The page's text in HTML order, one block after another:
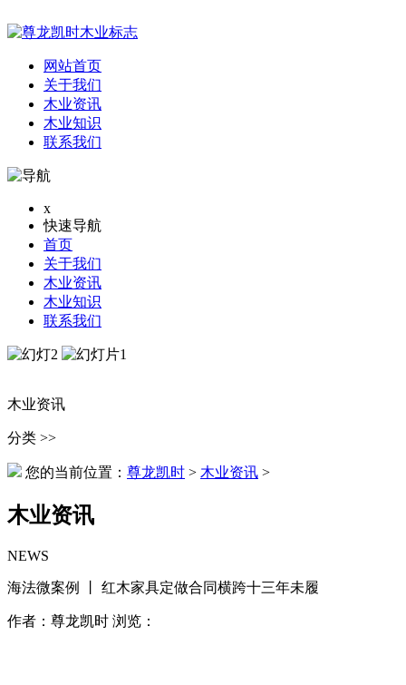
网站首页
关于我们
木业资讯
木业知识
联系我们
x
快速导航
首页
关于我们
木业资讯
木业知识
联系我们
木业资讯
分类 >>
您的当前位置： 尊龙凯时 > 木业资讯 >
木业资讯
NEWS
海法微案例 丨 红木家具定做合同横跨十三年未履
作者：尊龙凯时 浏览：